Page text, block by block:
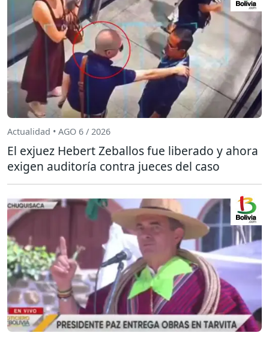
Actualidad • AGO 6 / 2026
El exjuez Hebert Zeballos fue liberado y ahora
exigen auditoría contra jueces del caso